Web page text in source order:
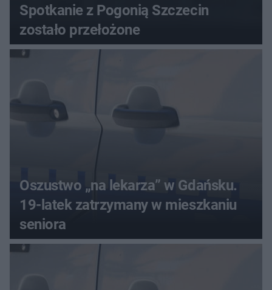
Spotkanie z Pogonią Szczecin
zostało przełożone
Oszustwo „na lekarza” w Gdańsku.
19-latek zatrzymany w mieszkaniu
seniora